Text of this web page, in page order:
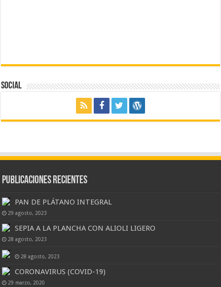
Social
Publicaciones Recientes
PAN DE PLÁTANO INTEGRAL
29 agosto, 2023
SEPIA A LA PLANCHA CON ALIOLI LIGERO
28 agosto, 2023
28 agosto, 2023
CORONAVIRUS (COVID-19)
29 marzo, 2020